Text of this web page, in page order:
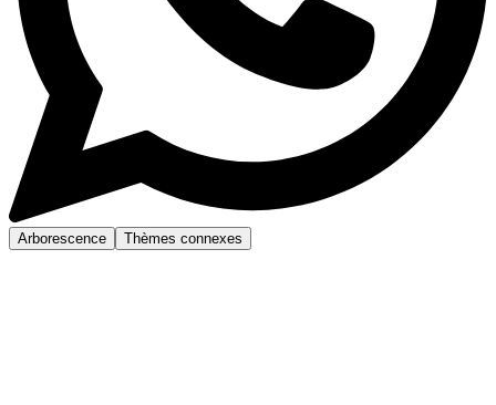
Arborescence Thèmes connexes